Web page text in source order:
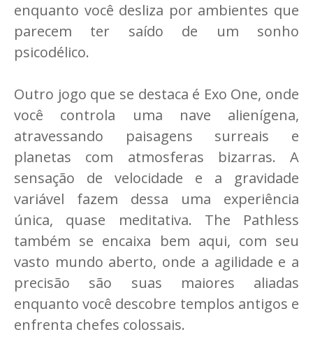
enquanto você desliza por ambientes que
parecem ter saído de um sonho
psicodélico.
Outro jogo que se destaca é Exo One, onde
você controla uma nave alienígena,
atravessando paisagens surreais e
planetas com atmosferas bizarras. A
sensação de velocidade e a gravidade
variável fazem dessa uma experiência
única, quase meditativa. The Pathless
também se encaixa bem aqui, com seu
vasto mundo aberto, onde a agilidade e a
precisão são suas maiores aliadas
enquanto você descobre templos antigos e
enfrenta chefes colossais.